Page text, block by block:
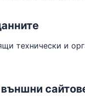
технически и